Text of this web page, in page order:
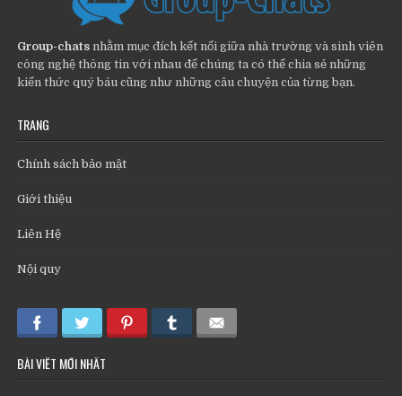
Group-chats nhằm mục đích kết nối giữa nhà trường và sinh viên
công nghệ thông tin với nhau để chúng ta có thể chia sẻ những
kiến thức quý báu cũng như những câu chuyện của từng bạn.
TRANG
Chính sách bảo mật
Giới thiệu
Liên Hệ
Nội quy
BÀI VIẾT MỚI NHẤT